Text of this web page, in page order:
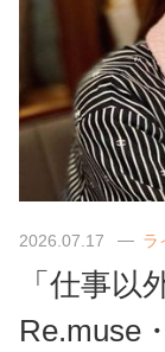
2026.07.17 ラ
「仕事以
Re.muse